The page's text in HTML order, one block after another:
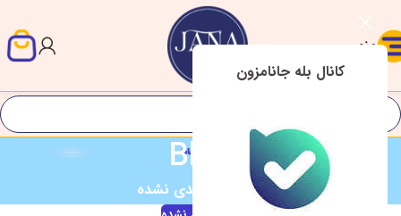
کانال بله جانامزون
منو
Blog
خانه دسته‌بندی نشده